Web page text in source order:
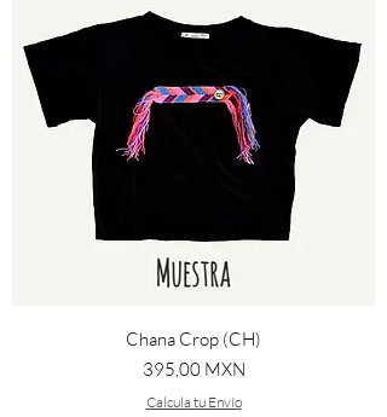
Chana Crop (CH)
Precio
395,00 MXN
Calcula tu Envío